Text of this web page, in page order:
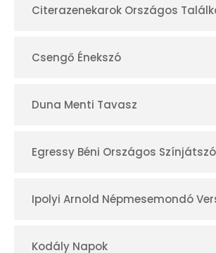
r
Citerazenekarok Országos
Csengő Énekszó
Duna Menti Tavasz
Egressy Béni Országos
Ipolyi Arnold Népmesemondó
Kodály Napok